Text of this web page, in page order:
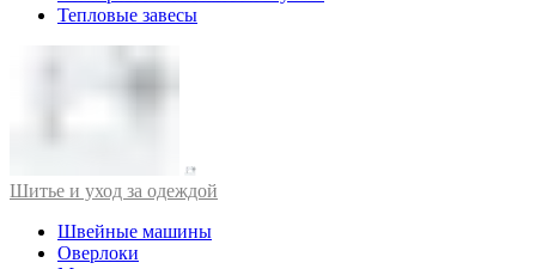
Тепловые завесы
Шитье и уход за одеждой
Швейные машины
Оверлоки